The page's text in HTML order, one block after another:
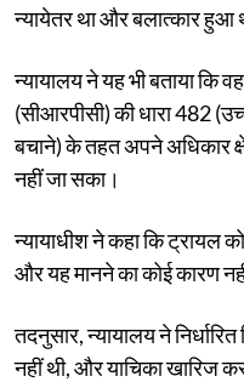
न्यायेतर था और बलात्कार हुआ
न्यायालय ने यह भी बताया कि
(सीआरपीसी) की धारा 482
बचाने) के तहत अपने अधिकार
नहीं जा सका।
न्यायाधीश ने कहा कि ट्रायल
और यह मानने का कोई कारण
तदनुसार, न्यायालय ने
नहीं थी, और याचिका खारिज